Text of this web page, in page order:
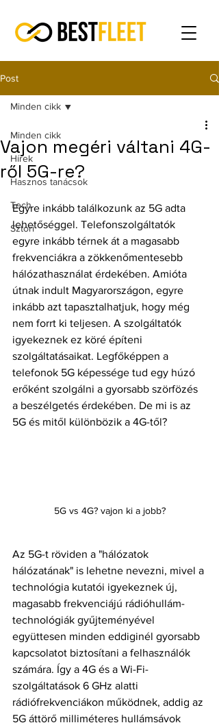
Post
Minden cikk
Hírek
Hasznos tanácsok
Tech
Sztori
Minden cikk
Vajon megéri váltani 4G-
ről 5G-re?
Egyre inkább találkozunk az 5G adta
lehetőséggel. Telefonszolgáltatók
egyre inkább térnek át a magasabb
frekvenciákra a zökkenőmentesebb
hálózathasználat érdekében. Amióta
útnak indult Magyarországon, egyre
inkább azt tapasztalhatjuk, hogy még
nem forrt ki teljesen. A szolgáltatók
igyekeznek ez köré építeni
szolgáltatásaikat. Legfőképpen a
telefonok 5G képessége tud egy húzó
erőként szolgálni a gyorsabb szörfözés
a beszélgetés érdekében. De mi is az
5G és mitől különbözik a 4G-től?
5G vs 4G? vajon ki a jobb?
Az 5G-t röviden a "hálózatok
hálózatának" is lehetne nevezni, mivel a
technológia kutatói igyekeznek új,
magasabb frekvenciájú rádióhullám-
technológiák gyűjteményével
együttesen minden eddiginél gyorsabb
kapcsolatot biztosítani a felhasználók
számára. Így a 4G és a Wi-Fi-
szolgáltatások 6 GHz alatti
rádiófrekvenciákon működnek, addig az
5G áttörő milliméteres hullámsávok